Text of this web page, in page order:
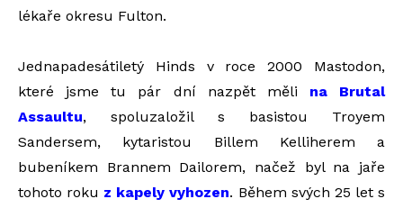
lékaře okresu Fulton.
Jednapadesátiletý Hinds v roce 2000 Mastodon,
které jsme tu pár dní nazpět měli
na Brutal
Assaultu, spoluzaložil s basistou Troyem
Sandersem, kytaristou Billem Kelliherem a
bubeníkem Brannem Dailorem, načež byl na jaře
tohoto roku z kapely vyhozen. Během svých 25 let s